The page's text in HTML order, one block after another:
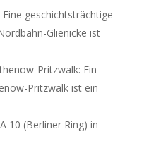
geschichtsträchtige
Glienicke ist
Pritzwalk: Ein
Pritzwalk ist ein
10 (Berliner Ring) in